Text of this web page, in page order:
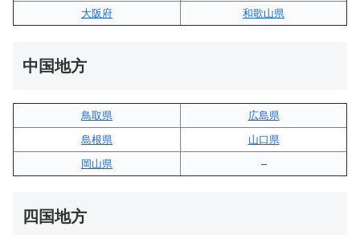
大阪府
和歌山県
中国地方
鳥取県
広島県
島根県
山口県
岡山県
–
四国地方